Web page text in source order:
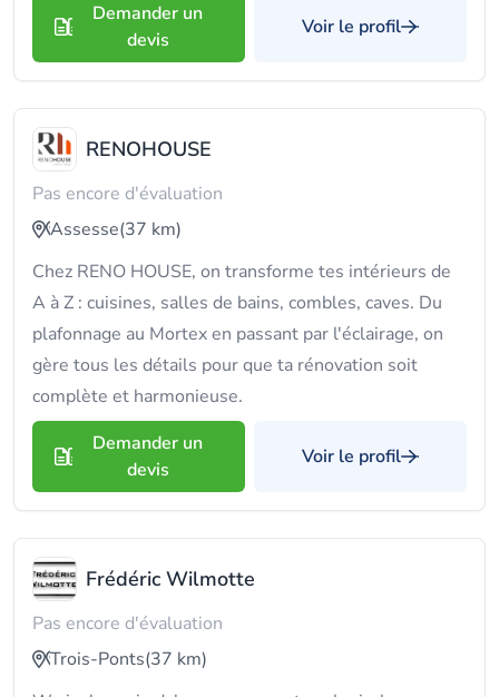
Demander un
devis
Voir le profil
RENOHOUSE
Pas encore d'évaluation
Assesse(37 km)
Chez RENO HOUSE, on transforme tes intérieurs de
A à Z : cuisines, salles de bains, combles, caves. Du
plafonnage au Mortex en passant par l'éclairage, on
gère tous les détails pour que ta rénovation soit
complète et harmonieuse.
Demander un
devis
Voir le profil
Frédéric Wilmotte
Pas encore d'évaluation
Trois-Ponts(37 km)